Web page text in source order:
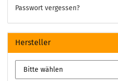
Passwort vergessen?
Hersteller